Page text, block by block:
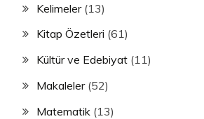
Kelimeler(13)
Kitap Özetleri (61)
Kültür ve Edebiyat (11)
Makaleler(52)
Matematik (13)